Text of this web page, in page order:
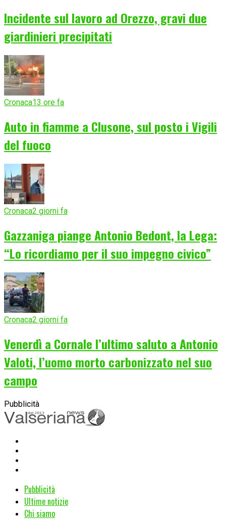
Incidente sul lavoro ad Orezzo, gravi due
giardinieri precipitati
Cronaca13 ore fa
Auto in fiamme a Clusone, sul posto i Vigili
del fuoco
Cronaca2 giorni fa
Gazzaniga piange Antonio Bedont, la Lega:
“Lo ricordiamo per il suo impegno civico”
Cronaca2 giorni fa
Venerdì a Cornale l’ultimo saluto a Antonio
Valoti, l’uomo morto carbonizzato nel suo
campo
Pubblicità
Pubblicità
Ultime notizie
Chi siamo